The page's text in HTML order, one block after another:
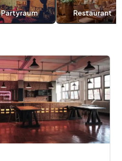
Partyraum Restaurant